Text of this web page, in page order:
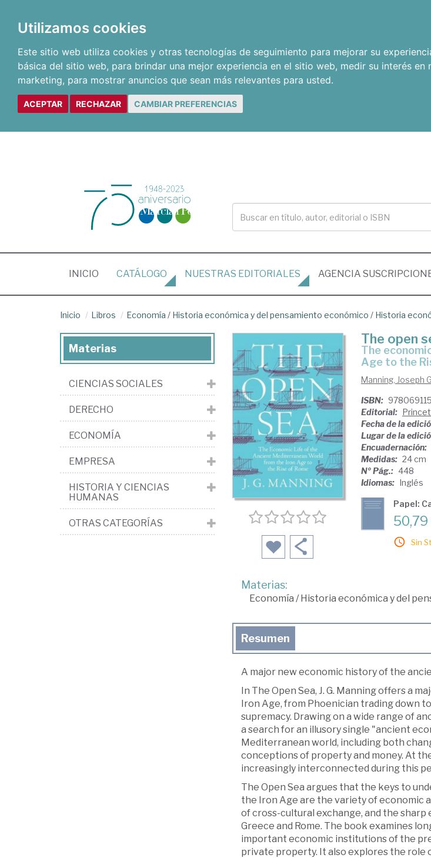
Utilizamos cookies
Este sitio web utiliza cookies y otras tecnologías de seguimiento para mejorar su
básica del sitio web, para brindar una mejor experiencia en el sitio web, medir su interés en
marketing, para mostrar anuncios que sean más relevantes para usted.
ACEPTAR RECHAZAR CAMBIAR PREFERENCIAS
INICIO (CURRENT)
CATÁLOGO NUESTRAS EDITORIALES AGENCIA
Inicio Libros Economía / Historia económica y del pensamiento económico / Historia
The open
the economic life of the Ancient Mediterranean World from the Iron
Age to the
Manning, Joseph G.
ISBN:
Editorial:
Fecha de la
Lugar de la
Encuadernación:
Medidas: 24 cm
Nº Pág.: 448
Idiomas: Inglés
Papel:
50,79
Sin
Materias:
Economía /Historia económica y del
Resumen
A major new economic history of the
In The Open Sea, J. G. Manning offers a
Iron Age, from Phoenician trading down
supremacy. Drawing on a wide range of
a search for an illusory single "ancient
Mediterranean world, including both
conceptions of property and money. At
increasingly interconnected during this
The Open Sea argues that the keys to
the Iron Age are the variety of economic
of cross-cultural exchange, and the
Greece and Rome. The book examines
important economic institutions of the
private property. It also explores the role
Materias
CIENCIAS SOCIALES
DERECHO
ECONOMÍA
EMPRESA
HISTORIA Y CIENCIAS
HUMANAS
OTRAS CATEGORÍAS